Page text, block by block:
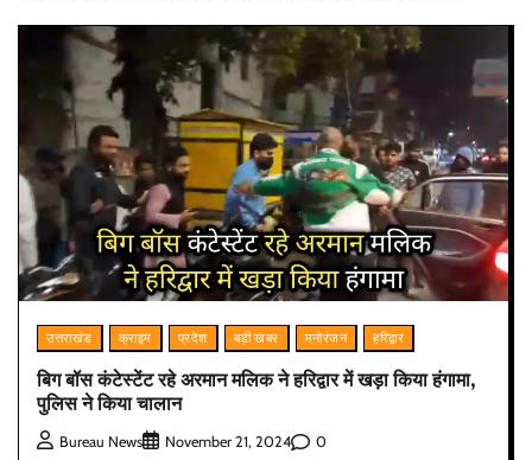
उत्तराखंड क्राइम प्रदेश बड़ी खबर मनोरंजन हरिद्वार
बिग बॉस कंटेस्टेंट रहे अरमान मलिक ने हरिद्वार में खड़ा किया हंगामा,
पुलिस ने किया चालान
Bureau News November 21, 2024 0